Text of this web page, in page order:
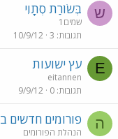
ש בְּשׂוֹרַת סְתָוִי
שמים1
תגובות 3
10/9/12
E עץ ישועות
eitannen
תגובות 0
9/9/12
ה פורומים חדשים ב
הנהלת הפורומים